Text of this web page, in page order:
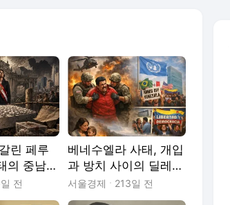
린 페루
의 중남미
] 전
베네수엘라 사태, 개입
과 방치 사이의 딜레마
[박선태의 중남미 이슈
와 문화]
서울경제 213일 전